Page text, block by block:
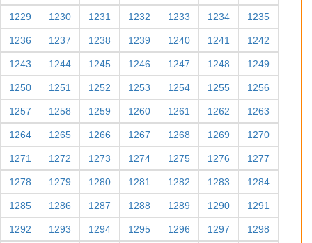
1229 1230 1231 1232 1233 1234 1235
1236 1237 1238 1239 1240 1241 1242
1243 1244 1245 1246 1247 1248 1249
1250 1251 1252 1253 1254 1255 1256
1257 1258 1259 1260 1261 1262 1263
1264 1265 1266 1267 1268 1269 1270
1271 1272 1273 1274 1275 1276 1277
1278 1279 1280 1281 1282 1283 1284
1285 1286 1287 1288 1289 1290 1291
1292 1293 1294 1295 1296 1297 1298